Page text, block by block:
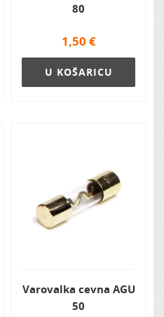
80
1,50 €
U KOŠARICU
Varovalka cevna AGU
50